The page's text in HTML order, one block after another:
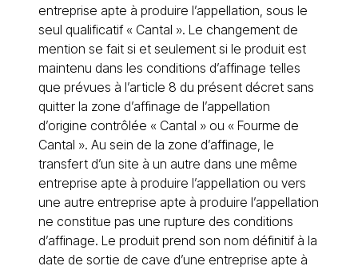
entreprise apte à produire l’appellation, sous le
seul qualificatif « Cantal ». Le changement de
mention se fait si et seulement si le produit est
maintenu dans les conditions d’affinage telles
que prévues à l’article 8 du présent décret sans
quitter la zone d’affinage de l’appellation
d’origine contrôlée « Cantal » ou « Fourme de
Cantal ». Au sein de la zone d’affinage, le
transfert d’un site à un autre dans une même
entreprise apte à produire l’appellation ou vers
une autre entreprise apte à produire l’appellation
ne constitue pas une rupture des conditions
d’affinage. Le produit prend son nom définitif à la
date de sortie de cave d’une entreprise apte à